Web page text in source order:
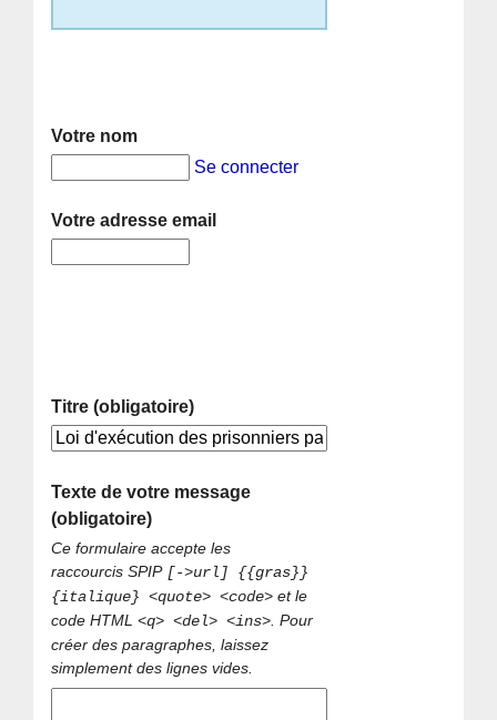
Votre nom
Se connecter
Votre adresse email
Titre (obligatoire)
Texte de votre message
(obligatoire)
Ce formulaire accepte les
raccourcis SPIP [->url] {{gras}}
{italique} <quote> <code> et le
code HTML<q> <del> <ins> . Pour
créer des paragraphes, laissez
simplement des lignes vides.